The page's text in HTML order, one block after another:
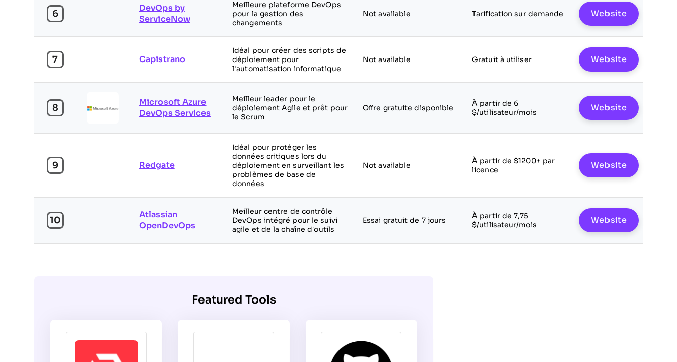
6
DevOps by
ServiceNow
Meilleure plateforme DevOps
pour la gestion des
changements
Not available Tarification sur demande Website
7 Capistrano
Idéal pour créer des scripts de
déploiement pour
l'automatisation informatique
Not available Gratuit à utiliser Website
8
Microsoft Azure
DevOps Services
Meilleur leader pour le
déploiement Agile et prêt pour
le Scrum
Offre gratuite disponible
À partir de 6
$/utilisateur/mois
Website
9 Redgate
Idéal pour protéger les
données critiques lors du
déploiement en surveillant les
problèmes de base de
données
Not available
À partir de $1200+ par
licence
Website
10
Atlassian
OpenDevOps
Meilleur centre de contrôle
DevOps intégré pour le suivi
agile et de la chaîne d’outils
Essai gratuit de 7 jours
À partir de 7,75
$/utilisateur/mois
Website
Featured Tools